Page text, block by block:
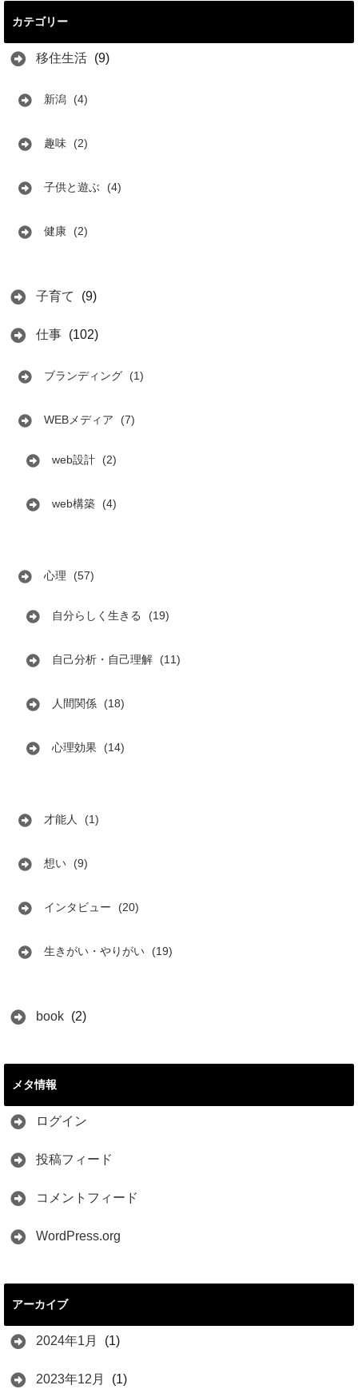
カテゴリー
移住生活 (9)
新潟 (4)
趣味 (2)
子供と遊ぶ (4)
健康 (2)
子育て (9)
仕事 (102)
ブランディング (1)
WEBメディア (7)
web設計 (2)
web構築 (4)
心理 (57)
自分らしく生きる (19)
自己分析・自己理解 (11)
人間関係 (18)
心理効果 (14)
才能人 (1)
想い (9)
インタビュー (20)
生きがい・やりがい (19)
book (2)
メタ情報
ログイン
投稿フィード
コメントフィード
WordPress.org
アーカイブ
2024年1月 (1)
2023年12月 (1)